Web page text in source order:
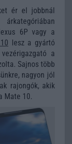
ér el jobbnál
6P vagy a
lesz a gyártó
a
Sajnos több
nagyon jól
rajongók, akik
Mate 10.